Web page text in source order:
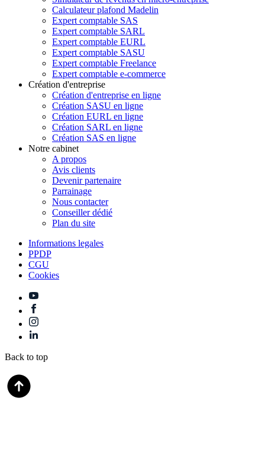
Calculateur plafond Madelin
Expert comptable SAS
Expert comptable SARL
Expert comptable EURL
Expert comptable SASU
Expert comptable Freelance
Expert comptable e-commerce
Création d'entreprise
Création d'entreprise en ligne
Création SASU en ligne
Création EURL en ligne
Création SARL en ligne
Création SAS en ligne
Notre cabinet
A propos
Avis clients
Devenir partenaire
Parrainage
Nous contacter
Conseiller dédié
Plan du site
Informations legales
PPDP
CGU
Cookies
Back to top